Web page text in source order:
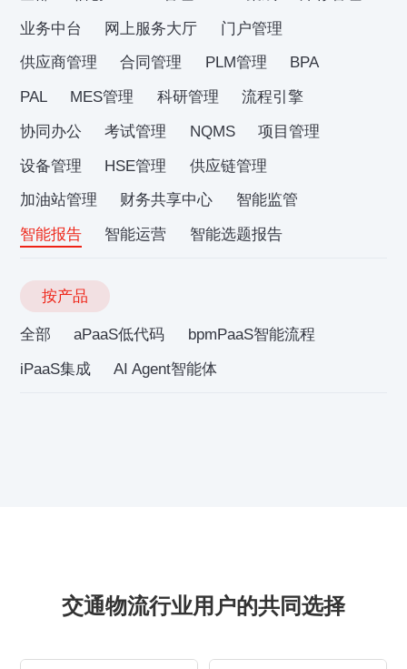
业务中台
网上服务大厅
门户管理
供应商管理
合同管理 PLM管理
BPA
PAL
MES管理 科研管理
流程引擎
协同办公
考试管理 NQMS
项目管理
设备管理
HSE管理
供应链管理
加油站管理
财务共享中心
智能监管
智能报告
智能运营 智能选题报告
按产品
全部 aPaaS低代码
bpmPaaS智能流程
iPaaS集成
AI Agent智能体
交通物流行业用户的共同选择